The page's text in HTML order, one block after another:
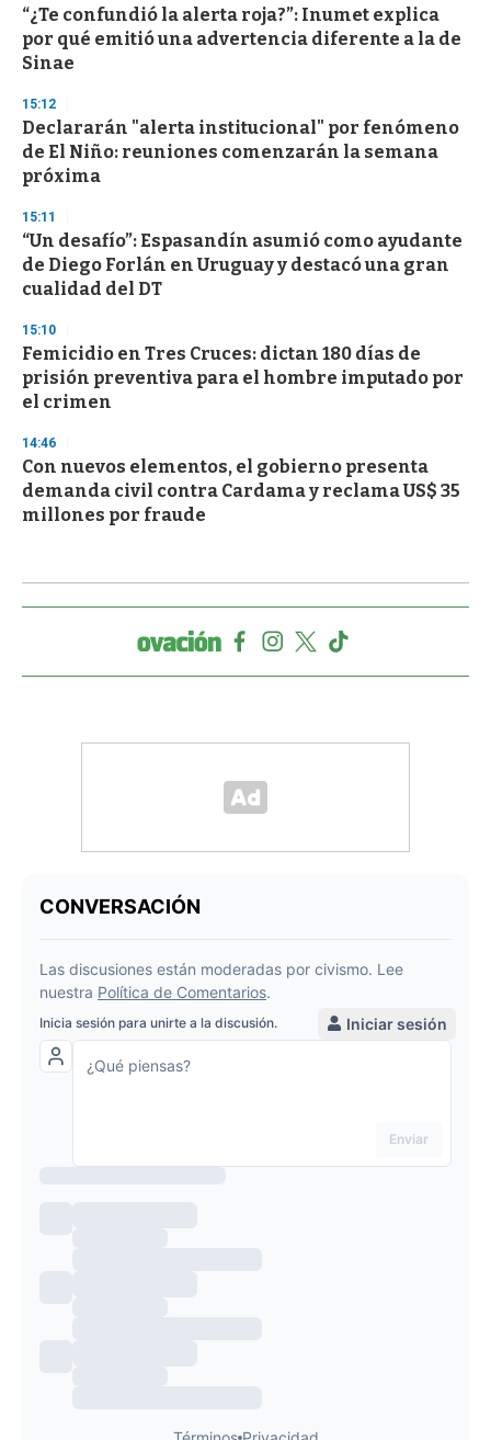
“¿Te confundió la alerta roja?”: Inumet explica
por qué emitió una advertencia diferente a la de
Sinae
15:12
Declararán "alerta institucional" por fenómeno
de El Niño: reuniones comenzarán la semana
próxima
15:11
“Un desafío”: Espasandín asumió como ayudante
de Diego Forlán en Uruguay y destacó una gran
cualidad del DT
15:10
Femicidio en Tres Cruces: dictan 180 días de
prisión preventiva para el hombre imputado por
el crimen
14:46
Con nuevos elementos, el gobierno presenta
demanda civil contra Cardama y reclama US$ 35
millones por fraude